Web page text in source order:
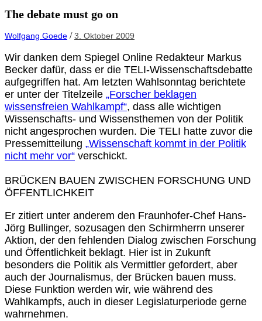
The debate must go on
Wolfgang Goede /3. Oktober 2009
Wir danken dem Spiegel Online Redakteur Markus
Becker dafür, dass er die TELI-Wissenschaftsdebatte
aufgegriffen hat. Am letzten Wahlsonntag berichtete
er unter der Titelzeile „Forscher beklagen
wissensfreien Wahlkampf“, dass alle wichtigen
Wissenschafts- und Wissensthemen von der Politik
nicht angesprochen wurden. Die TELI hatte zuvor die
Pressemitteilung „Wissenschaft kommt in der Politik
nicht mehr vor“ verschickt.
BRÜCKEN BAUEN ZWISCHEN FORSCHUNG UND
ÖFFENTLICHKEIT
Er zitiert unter anderem den Fraunhofer-Chef Hans-
Jörg Bullinger, sozusagen den Schirmherrn unserer
Aktion, der den fehlenden Dialog zwischen Forschung
und Öffentlichkeit beklagt. Hier ist in Zukunft
besonders die Politik als Vermittler gefordert, aber
auch der Journalismus, der Brücken bauen muss.
Diese Funktion werden wir, wie während des
Wahlkampfs, auch in dieser Legislaturperiode gerne
wahrnehmen.